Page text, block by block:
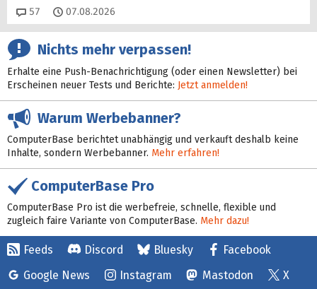
57 Kommentare
07.08.2026
Nichts mehr verpassen!
Erhalte eine Push-Benachrichtigung (oder einen Newsletter) bei
Erscheinen neuer Tests und Berichte: Jetzt anmelden!
Warum Werbebanner?
ComputerBase berichtet unabhängig und verkauft deshalb keine
Inhalte, sondern Werbebanner. Mehr erfahren!
ComputerBase Pro
ComputerBase Pro ist die werbefreie, schnelle, flexible und
zugleich faire Variante von ComputerBase. Mehr dazu!
Feeds Discord Bluesky
Facebook
Google News
Instagram Mastodon X